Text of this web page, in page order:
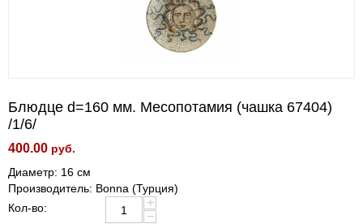
Блюдце d=160 мм. Месопотамия (чашка 67404)
/1/6/
400.00 руб.
Диаметр: 16 см
Производитель: Bonna (Турция)
Кол-во:
+
−